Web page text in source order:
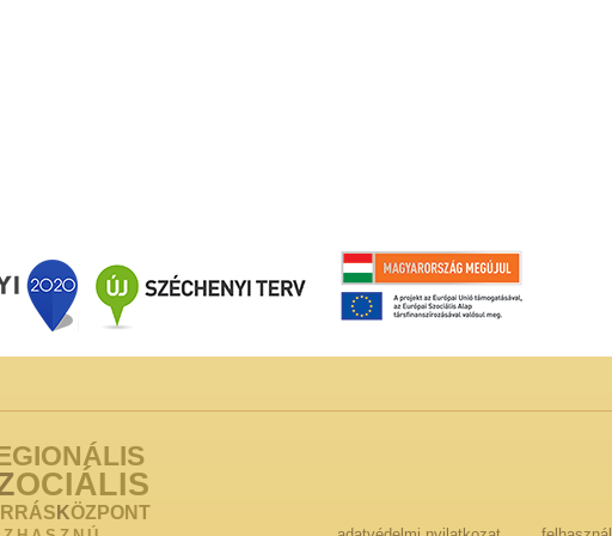
OCIÁLIS
KÖZPONT